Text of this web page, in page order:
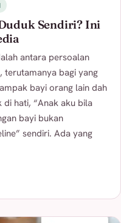
Sendiri? Ini
antara persoalan
terutamanya bagi yang
bayi orang lain dah
hati, “Anak aku bila
bayi bukan
sendiri. Ada yang